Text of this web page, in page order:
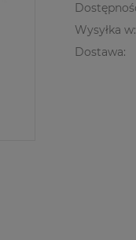
Wysyłka w:
Dostawa: